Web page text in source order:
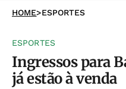
HOME>ESPORTES
ESPORTES
Ingressos para
já estão à venda